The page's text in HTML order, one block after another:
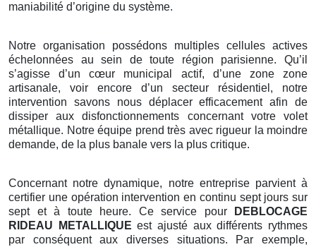
maniabilité d’origine du système.
Notre organisation possédons multiples cellules actives
échelonnées au sein de toute région parisienne. Qu’il
s’agisse d’un cœur municipal actif, d’une zone zone
artisanale, voir encore d’un secteur résidentiel, notre
intervention savons nous déplacer efficacement afin de
dissiper aux disfonctionnements concernant votre volet
métallique. Notre équipe prend très avec rigueur la moindre
demande, de la plus banale vers la plus critique.
Concernant notre dynamique, notre entreprise parvient à
certifier une opération intervention en continu sept jours sur
sept et à toute heure. Ce service pour
DEBLOCAGE
RIDEAU METALLIQUE est ajusté aux différents rythmes
par conséquent aux diverses situations. Par exemple,